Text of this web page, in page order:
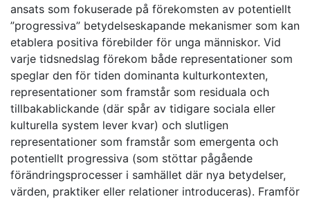
ansats som fokuserade på förekomsten av potentiellt
”progressiva” betydelseskapande mekanismer som kan
etablera positiva förebilder för unga människor. Vid
varje tidsnedslag förekom både representationer som
speglar den för tiden dominanta kulturkontexten,
representationer som framstår som residuala och
tillbakablickande (där spår av tidigare sociala eller
kulturella system lever kvar) och slutligen
representationer som framstår som emergenta och
potentiellt progressiva (som stöttar pågående
förändringsprocesser i samhället där nya betydelser,
värden, praktiker eller relationer introduceras). Framför